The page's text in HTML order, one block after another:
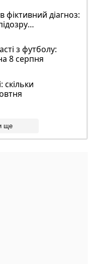
фіктивний діагноз:
з футболу:
8 серпня
скільки
ще